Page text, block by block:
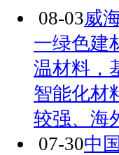
08-03威
一绿色建
温材料，
智能化材
较强、海
07-30中